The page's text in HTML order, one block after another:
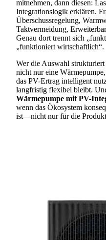
mitnehmen, dann diesen:
Integrationslogik erklären.
Überschussregelung,
Taktvermeidung,
Genau dort trennt sich
„funktioniert wirtschaftlich“.
Wer die Auswahl
nicht nur eine
das PV-Ertrag intelligent
langfristig flexibel bleibt.
Wärmepumpe mit PV-
wenn das Ökosystem
ist—nicht nur für die